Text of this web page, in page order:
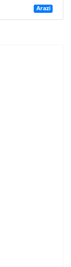
Arazi